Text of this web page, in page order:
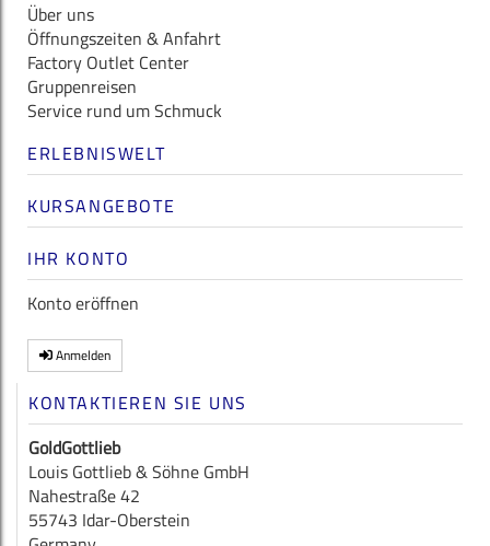
Über uns
Öffnungszeiten & Anfahrt
Factory Outlet Center
Gruppenreisen
Service rund um Schmuck
ERLEBNISWELT
KURSANGEBOTE
IHR KONTO
Konto eröffnen
Anmelden
KONTAKTIEREN SIE UNS
GoldGottlieb
Louis Gottlieb & Söhne GmbH
Nahestraße 42
55743 Idar-Oberstein